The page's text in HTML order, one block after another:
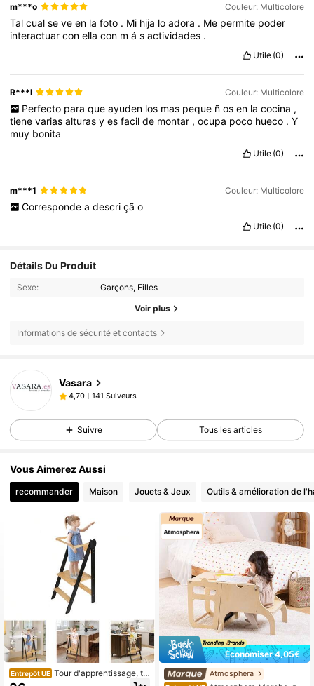
m***o Couleur: Multicolore
Talcualseveen lafoto . Mi hija loadora . Me permite poder
interactuarconellacon másactividades .
Utile (0)
R***l Couleur: Multicolore
Perfecto para que ayuden los mas peque ñ os en la cocina ,
tienevariasalturasyesfacilde montar ,ocupa poco hueco .Y
muy bonita
Utile (0)
m***1 Couleur: Multicolore
Corresponde a descri çã o
Utile (0)
Détails Du Produit
Sexe: Garçons, Filles
Voir plus
Informations de sécurité et contacts
Vasara
4,70 141 Suiveurs
Suivre Tous les articles
Vous Aimerez Aussi
recommander Maison Jouets & Jeux Outils & amélioration de
Entrepôt UE Tour d'apprentissage, to
ur d'apprentissage en bois, tour d'o
Économiser 4,05€
Atmosphera